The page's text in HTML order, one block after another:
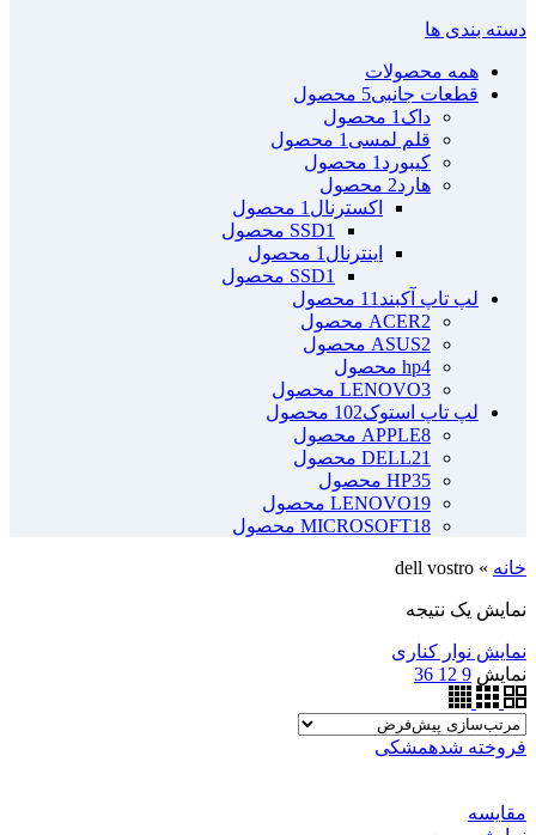
دسته بندی ها
همه محصولات
قطعات جانبی5 محصول
داک 1 محصول
قلم لمسی 1 محصول
کیبورد 1 محصول
هارد2 محصول
اکسترنال 1 محصول
SSD1 محصول
اینترنال 1 محصول
SSD1 محصول
لپ تاپ آکبند 11 محصول
ACER2 محصول
ASUS2 محصول
hp4 محصول
LENOVO3 محصول
لپ تاپ استوک102 محصول
APPLE8 محصول
DELL21 محصول
HP35 محصول
LENOVO19 محصول
MICROSOFT18 محصول
خانه »
dell vostro
نمایش یک نتیجه
نمایش نوار کناری
نمایش 9
12
36
فروخته شدهمشکی
مقايسه